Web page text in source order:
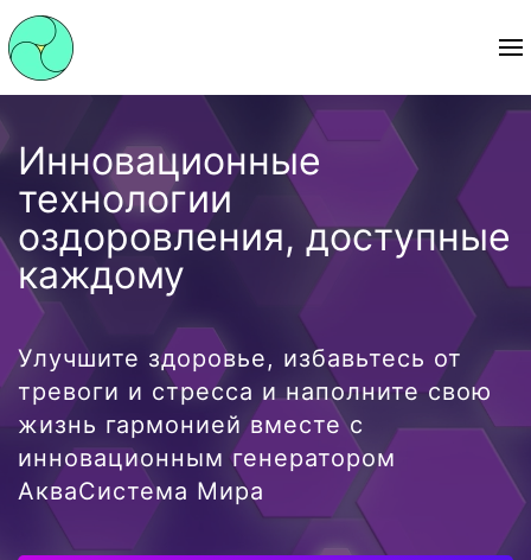
Инновационные
технологии
оздоровления, доступные
каждому
Улучшите здоровье, избавьтесь от
тревоги и стресса и наполните свою
жизнь гармонией вместе с
инновационным генератором
АкваСистема Мира